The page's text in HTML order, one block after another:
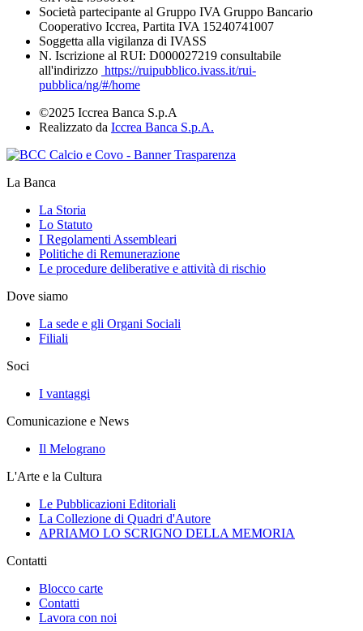
Società partecipante al Gruppo IVA Gruppo Bancario
Cooperativo Iccrea, Partita IVA 15240741007
Soggetta alla vigilanza di IVASS
N. Iscrizione al RUI: D000027219 consultabile
all'indirizzo https://ruipubblico.ivass.it/rui-
pubblica/ng/#/home
©2025 Iccrea Banca S.p.A
Realizzato da Iccrea Banca S.p.A.
La Banca
La Storia
Lo Statuto
I Regolamenti Assembleari
Politiche di Remunerazione
Le procedure deliberative e attività di rischio
Dove siamo
La sede e gli Organi Sociali
Filiali
Soci
I vantaggi
Comunicazione e News
Il Melograno
L'Arte e la Cultura
Le Pubblicazioni Editoriali
La Collezione di Quadri d'Autore
APRIAMO LO SCRIGNO DELLA MEMORIA
Contatti
Blocco carte
Contatti
Lavora con noi